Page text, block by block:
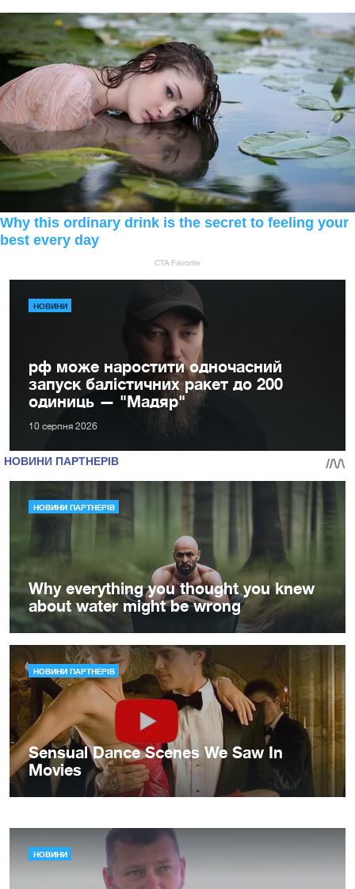
НОВИНИ
рф може наростити одночасний
запуск балістичних ракет до 200
одиниць — "Мадяр"
10 серпня 2026
НОВИНИ